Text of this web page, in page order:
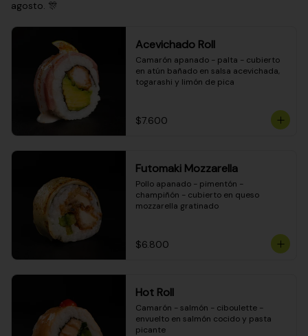
agosto. 🎊
Acevichado Roll
Camarón apanado - palta - cubierto
en atún bañado en salsa acevichada,
togarashi y limón de pica
$7.600
Futomaki Mozzarella
Pollo apanado - pimentón -
champiñón - cubierto en queso
mozzarella gratinado
$6.800
Hot Roll
Camarón - salmón - ciboulette -
envuelto en salmón cocido y pasta
picante